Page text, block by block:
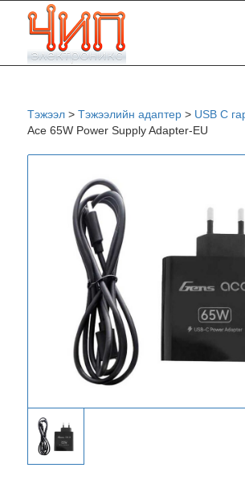
Тэжээл> Тэжээлийн адаптер> USB C
Ace 65W Power Supply Adapter-EU